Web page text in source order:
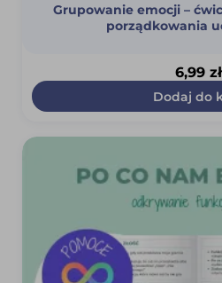
Grupowanie emocji –
porządkowania
6,99 zł
Dodaj do